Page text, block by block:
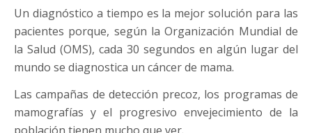
Un diagnóstico a tiempo es la mejor solución para las
pacientes porque, según la Organización Mundial de
la Salud (OMS), cada 30 segundos en algún lugar del
mundo se diagnostica un cáncer de mama.
Las campañas de detección precoz, los programas de
mamografías y el progresivo envejecimiento de la